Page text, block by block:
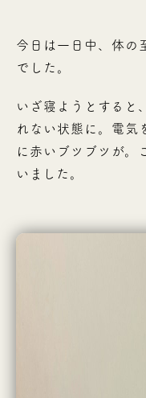
今日は一日中、体の
でした。
いざ寝ようとすると
れない状態に。電気
に赤いブツブツが。
いました。